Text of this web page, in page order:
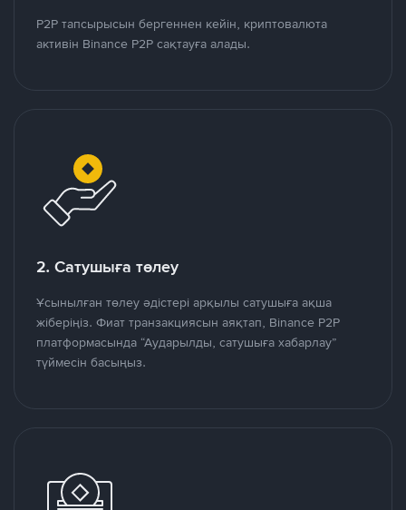
P2P тапсырысын бергеннен кейін, криптовалюта
активін Binance P2P сақтауға алады.
2. Сатушыға төлеу
Ұсынылған төлеу әдістері арқылы сатушыға ақша
жіберіңіз. Фиат транзакциясын аяқтап, Binance P2P
платформасында “Аударылды, сатушыға хабарлау”
түймесін басыңыз.